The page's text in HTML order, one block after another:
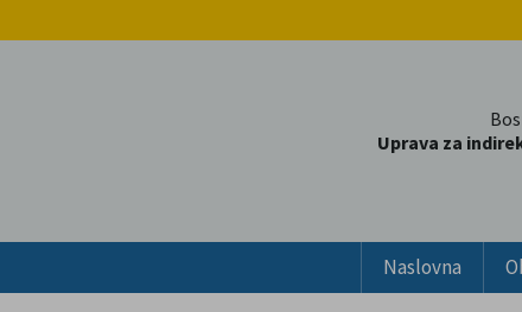
Uprava za
Naslovna